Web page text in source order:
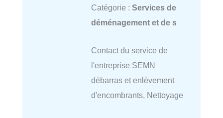
Catégorie : Services de
déménagement et de s
Contact du service de
l'entreprise SEMN
débarras et enlèvement
d'encombrants, Nettoyage